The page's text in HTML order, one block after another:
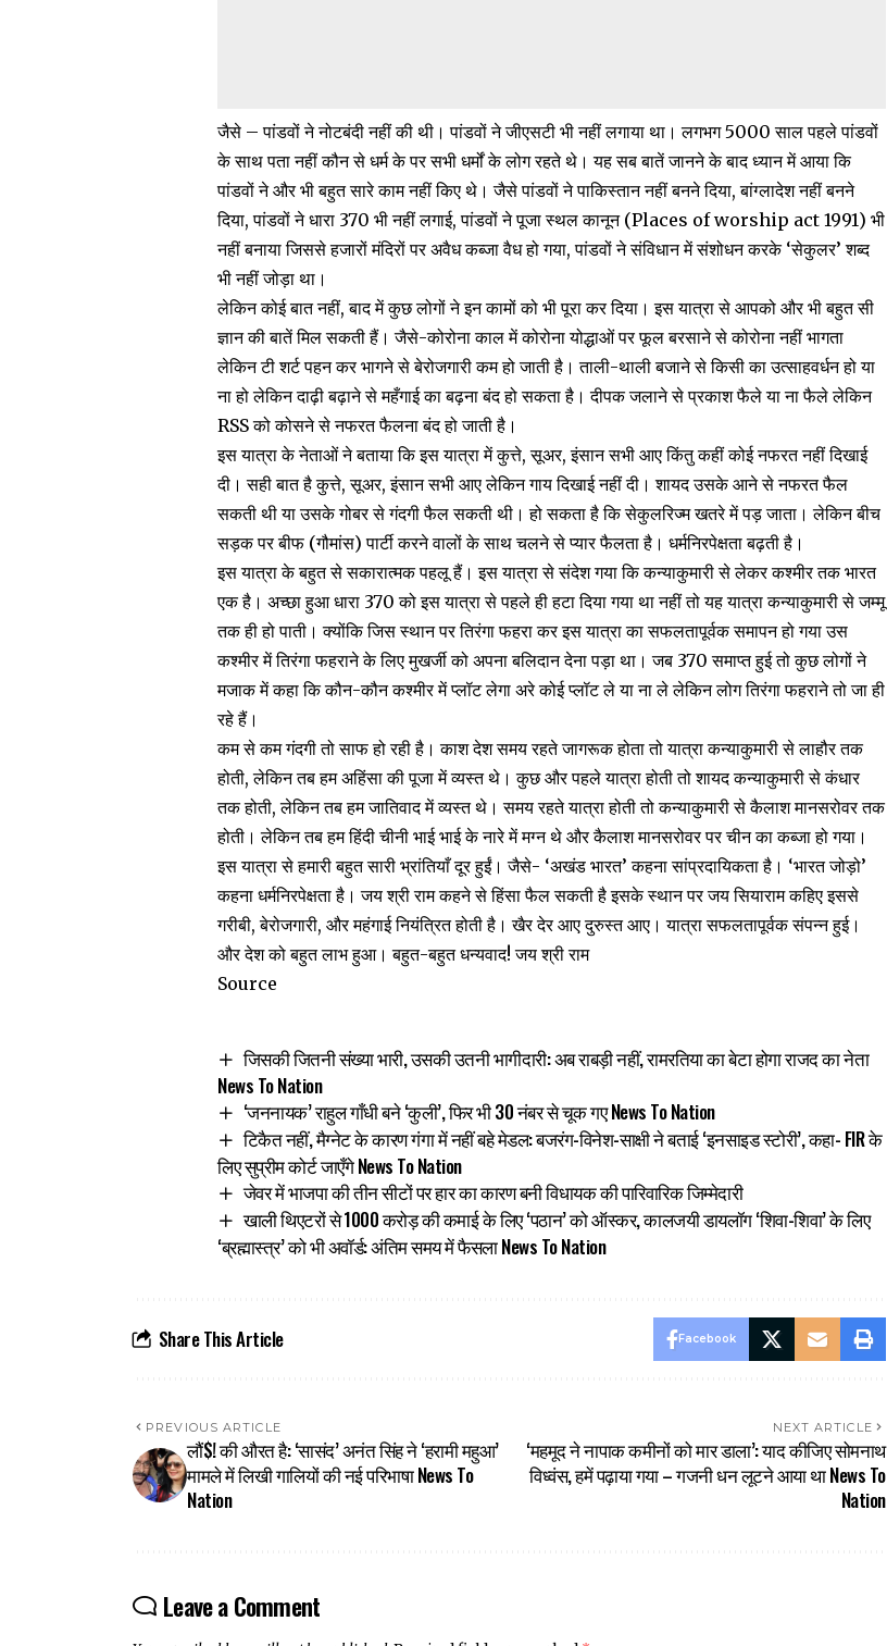
जैसे – पांडवों ने नोटबंदी नहीं की थी। पांडवों ने जीएसटी भी नहीं लगाया था। लगभग 5000 साल पहले पांडवों
के साथ पता नहीं कौन से धर्म के पर सभी धर्मों के लोग रहते थे। यह सब बातें जानने के बाद ध्यान में आया कि
पांडवों ने और भी बहुत सारे काम नहीं किए थे। जैसे पांडवों ने पाकिस्तान नहीं बनने दिया, बांग्लादेश नहीं बनने
दिया, पांडवों ने धारा 370 भी नहीं लगाई, पांडवों ने पूजा स्थल कानून (Places of worship act 1991) भी
नहीं बनाया जिससे हजारों मंदिरों पर अवैध कब्जा वैध हो गया, पांडवों ने संविधान में संशोधन करके ‘सेकुलर’ शब्द
भी नहीं जोड़ा था।
लेकिन कोई बात नहीं, बाद में कुछ लोगों ने इन कामों को भी पूरा कर दिया। इस यात्रा से आपको और भी बहुत सी
ज्ञान की बातें मिल सकती हैं। जैसे-कोरोना काल में कोरोना योद्धाओं पर फूल बरसाने से कोरोना नहीं भागता
लेकिन टी शर्ट पहन कर भागने से बेरोजगारी कम हो जाती है। ताली-थाली बजाने से किसी का उत्साहवर्धन हो या
ना हो लेकिन दाढ़ी बढ़ाने से महँगाई का बढ़ना बंद हो सकता है। दीपक जलाने से प्रकाश फैले या ना फैले लेकिन
RSS को कोसने से नफरत फैलना बंद हो जाती है।
इस यात्रा के नेताओं ने बताया कि इस यात्रा में कुत्ते, सूअर, इंसान सभी आए किंतु कहीं कोई नफरत नहीं दिखाई
दी। सही बात है कुत्ते, सूअर, इंसान सभी आए लेकिन गाय दिखाई नहीं दी। शायद उसके आने से नफरत फैल
सकती थी या उसके गोबर से गंदगी फैल सकती थी। हो सकता है कि सेकुलरिज्म खतरे में पड़ जाता। लेकिन बीच
सड़क पर बीफ (गौमांस) पार्टी करने वालों के साथ चलने से प्यार फैलता है। धर्मनिरपेक्षता बढ़ती है।
इस यात्रा के बहुत से सकारात्मक पहलू हैं। इस यात्रा से संदेश गया कि कन्याकुमारी से लेकर कश्मीर तक भारत
एक है। अच्छा हुआ धारा 370 को इस यात्रा से पहले ही हटा दिया गया था नहीं तो यह यात्रा कन्याकुमारी से जम्मू
तक ही हो पाती। क्योंकि जिस स्थान पर तिरंगा फहरा कर इस यात्रा का सफलतापूर्वक समापन हो गया उस
कश्मीर में तिरंगा फहराने के लिए मुखर्जी को अपना बलिदान देना पड़ा था। जब 370 समाप्त हुई तो कुछ लोगों ने
मजाक में कहा कि कौन-कौन कश्मीर में प्लॉट लेगा अरे कोई प्लॉट ले या ना ले लेकिन लोग तिरंगा फहराने तो जा ही
रहे हैं।
कम से कम गंदगी तो साफ हो रही है। काश देश समय रहते जागरूक होता तो यात्रा कन्याकुमारी से लाहौर तक
होती, लेकिन तब हम अहिंसा की पूजा में व्यस्त थे। कुछ और पहले यात्रा होती तो शायद कन्याकुमारी से कंधार
तक होती, लेकिन तब हम जातिवाद में व्यस्त थे। समय रहते यात्रा होती तो कन्याकुमारी से कैलाश मानसरोवर तक
होती। लेकिन तब हम हिंदी चीनी भाई भाई के नारे में मग्न थे और कैलाश मानसरोवर पर चीन का कब्जा हो गया।
इस यात्रा से हमारी बहुत सारी भ्रांतियाँ दूर हुईं। जैसे- ‘अखंड भारत’ कहना सांप्रदायिकता है। ‘भारत जोड़ो’
कहना धर्मनिरपेक्षता है। जय श्री राम कहने से हिंसा फैल सकती है इसके स्थान पर जय सियाराम कहिए इससे
गरीबी, बेरोजगारी, और महंगाई नियंत्रित होती है। खैर देर आए दुरुस्त आए। यात्रा सफलतापूर्वक संपन्न हुई।
और देश को बहुत लाभ हुआ। बहुत-बहुत धन्यवाद! जय श्री राम
Source
जिसकी जितनी संख्या भारी, उसकी उतनी भागीदारी: अब राबड़ी नहीं, रामरतिया का बेटा होगा राजद का नेता
News To Nation
‘जननायक’ राहुल गाँधी बने ‘कुली’, फिर भी 30 नंबर से चूक गए News To Nation
टिकैत नहीं, मैग्नेट के कारण गंगा में नहीं बहे मेडल: बजरंग-विनेश-साक्षी ने बताई ‘इनसाइड स्टोरी’, कहा- FIR के
लिए सुप्रीम कोर्ट जाएँगे News To Nation
जेवर में भाजपा की तीन सीटों पर हार का कारण बनी विधायक की पारिवारिक जिम्मेदारी
खाली थिएटरों से ₹1000 करोड़ की कमाई के लिए ‘पठान’ को ऑस्कर, कालजयी डायलॉग ‘शिवा-शिवा’ के लिए
‘ब्रह्मास्त्र’ को भी अवॉर्ड: अंतिम समय में फैसला News To Nation
Share This Article Facebook
PREVIOUS ARTICLE
लौं$! की औरत है: ‘सासंद’ अनंत सिंह ने ‘हरामी महुआ’
मामले में लिखी गालियों की नई परिभाषा News To
Nation
NEXT ARTICLE
‘महमूद ने नापाक कमीनों को मार डाला’: याद कीजिए सोमनाथ
विध्वंस, हमें पढ़ाया गया – गजनी धन लूटने आया था News To
Nation
Leave a Comment